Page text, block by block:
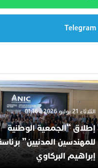
الثلاثاء 21 يوليو 2026 - 01:16
إطلاق “الجمعية الوطنية
للمهندسين المدنيين”
إبراهيم البركاوي